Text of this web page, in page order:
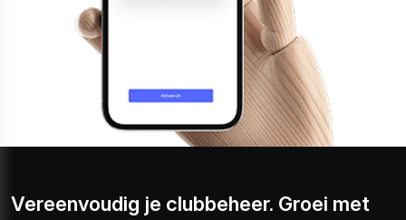
Vereenvoudig je clubbeheer. Groei met